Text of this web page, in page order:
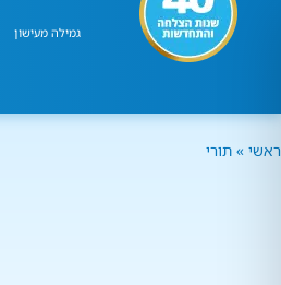
גמילה מעישון
ראשי » תורי